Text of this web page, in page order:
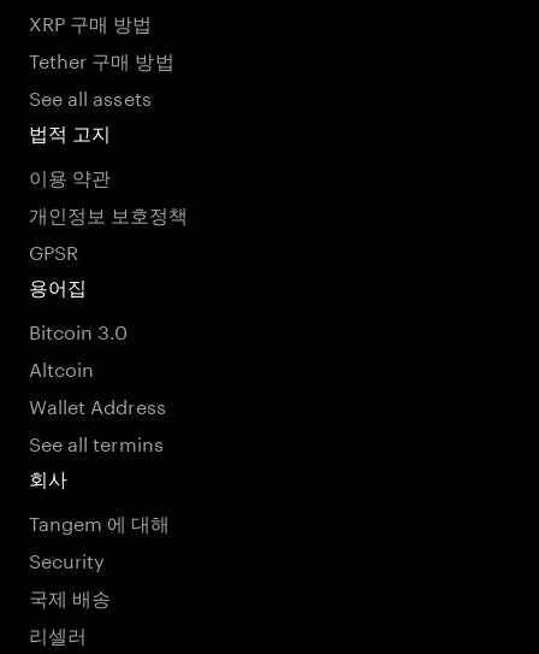
XRP 구매 방법
Tether 구매 방법
See all assets
법적 고지
이용 약관
개인정보 보호정책
GPSR
용어집
Bitcoin 3.0
Altcoin
Wallet Address
See all termins
회사
Tangem 에 대해
Security
국제 배송
리셀러